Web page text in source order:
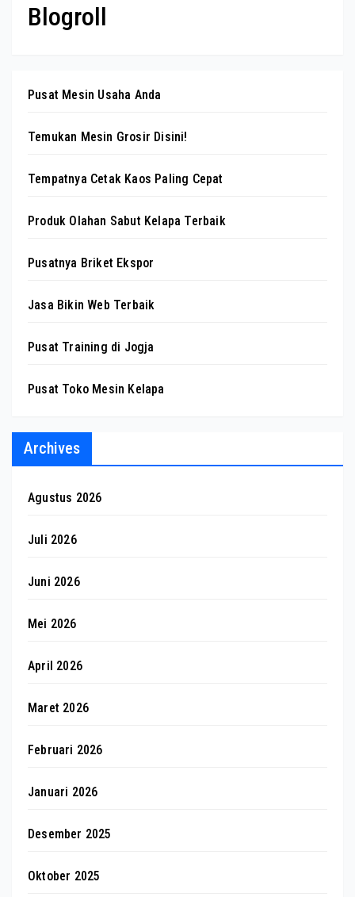
Blogroll
Pusat Mesin Usaha Anda
Temukan Mesin Grosir Disini!
Tempatnya Cetak Kaos Paling Cepat
Produk Olahan Sabut Kelapa Terbaik
Pusatnya Briket Ekspor
Jasa Bikin Web Terbaik
Pusat Training di Jogja
Pusat Toko Mesin Kelapa
Archives
Agustus 2026
Juli 2026
Juni 2026
Mei 2026
April 2026
Maret 2026
Februari 2026
Januari 2026
Desember 2025
Oktober 2025